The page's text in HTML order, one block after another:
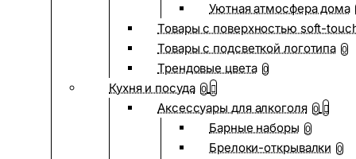
Уютная атмосфера дома
Товары с поверхностью soft-
Товары с подсветкой логотипа 0
Трендовые цвета 0
Кухня и посуда 0
Аксессуары для алкоголя 0
Барные наборы 0
Брелоки-открывалки 0